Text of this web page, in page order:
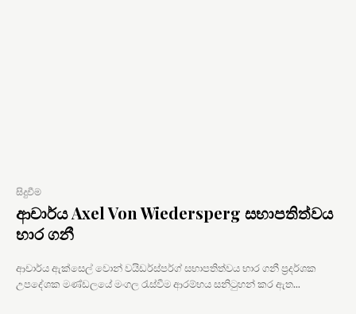
සිදුවීම
ආචාර්ය Axel Von Wiedersperg සභාපතිත්වය
භාර ගනී
ආචාර්ය ඇක්සෙල් වොන් වයිඩර්ස්පර්ග් සභාපතිත්වය භාර ගනී ප්‍රදර්ශක
උපදේශක මණ්ඩලයේ මංගල රැස්වීම ආරම්භය සනිටුහන් කර ඇත...